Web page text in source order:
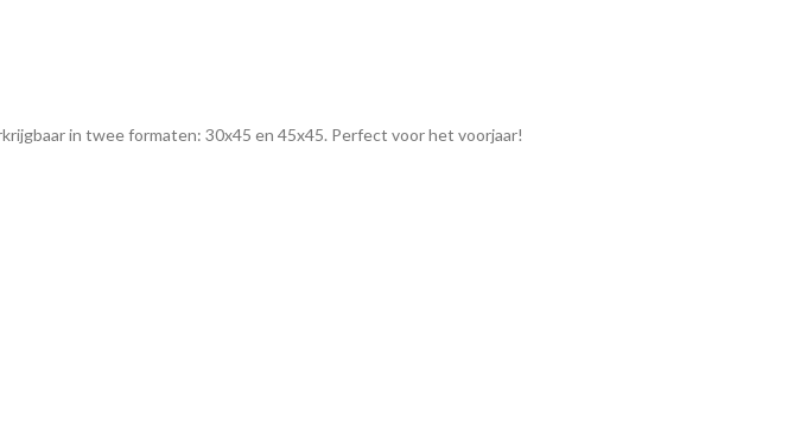
in twee formaten: 30x45 en 45x45. Perfect voor het voorjaar!